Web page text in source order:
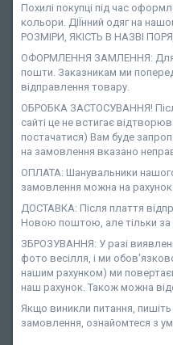
Похилі покупці під час
кольори. ДІЇнний одяг на
РОЗМІРИ, ЯКІСТЬ В НАЗВІ
ОФОРМЛЕННЯ ЗАМЛЕННЯ: Для
пошти. Заказникам ми
відправлення товару.
ОБРОБКА ЗАСТОСУВАННЯ!
сайті це не встигає
постачатися) Вам буде
на замовлення вказано
ОПЛАТА: Шанувальники нашого
замовлення можна на
ДОСТАВКА: Після плаття
Новою поштою, але тільки за
ЗБРОЗУВАННЯ: У разі
фото весілля, і ми
нашим рахунком) ми
наш рахунок. Також можна
Якщо виникли питання,
замовлення, ознайомтеся з